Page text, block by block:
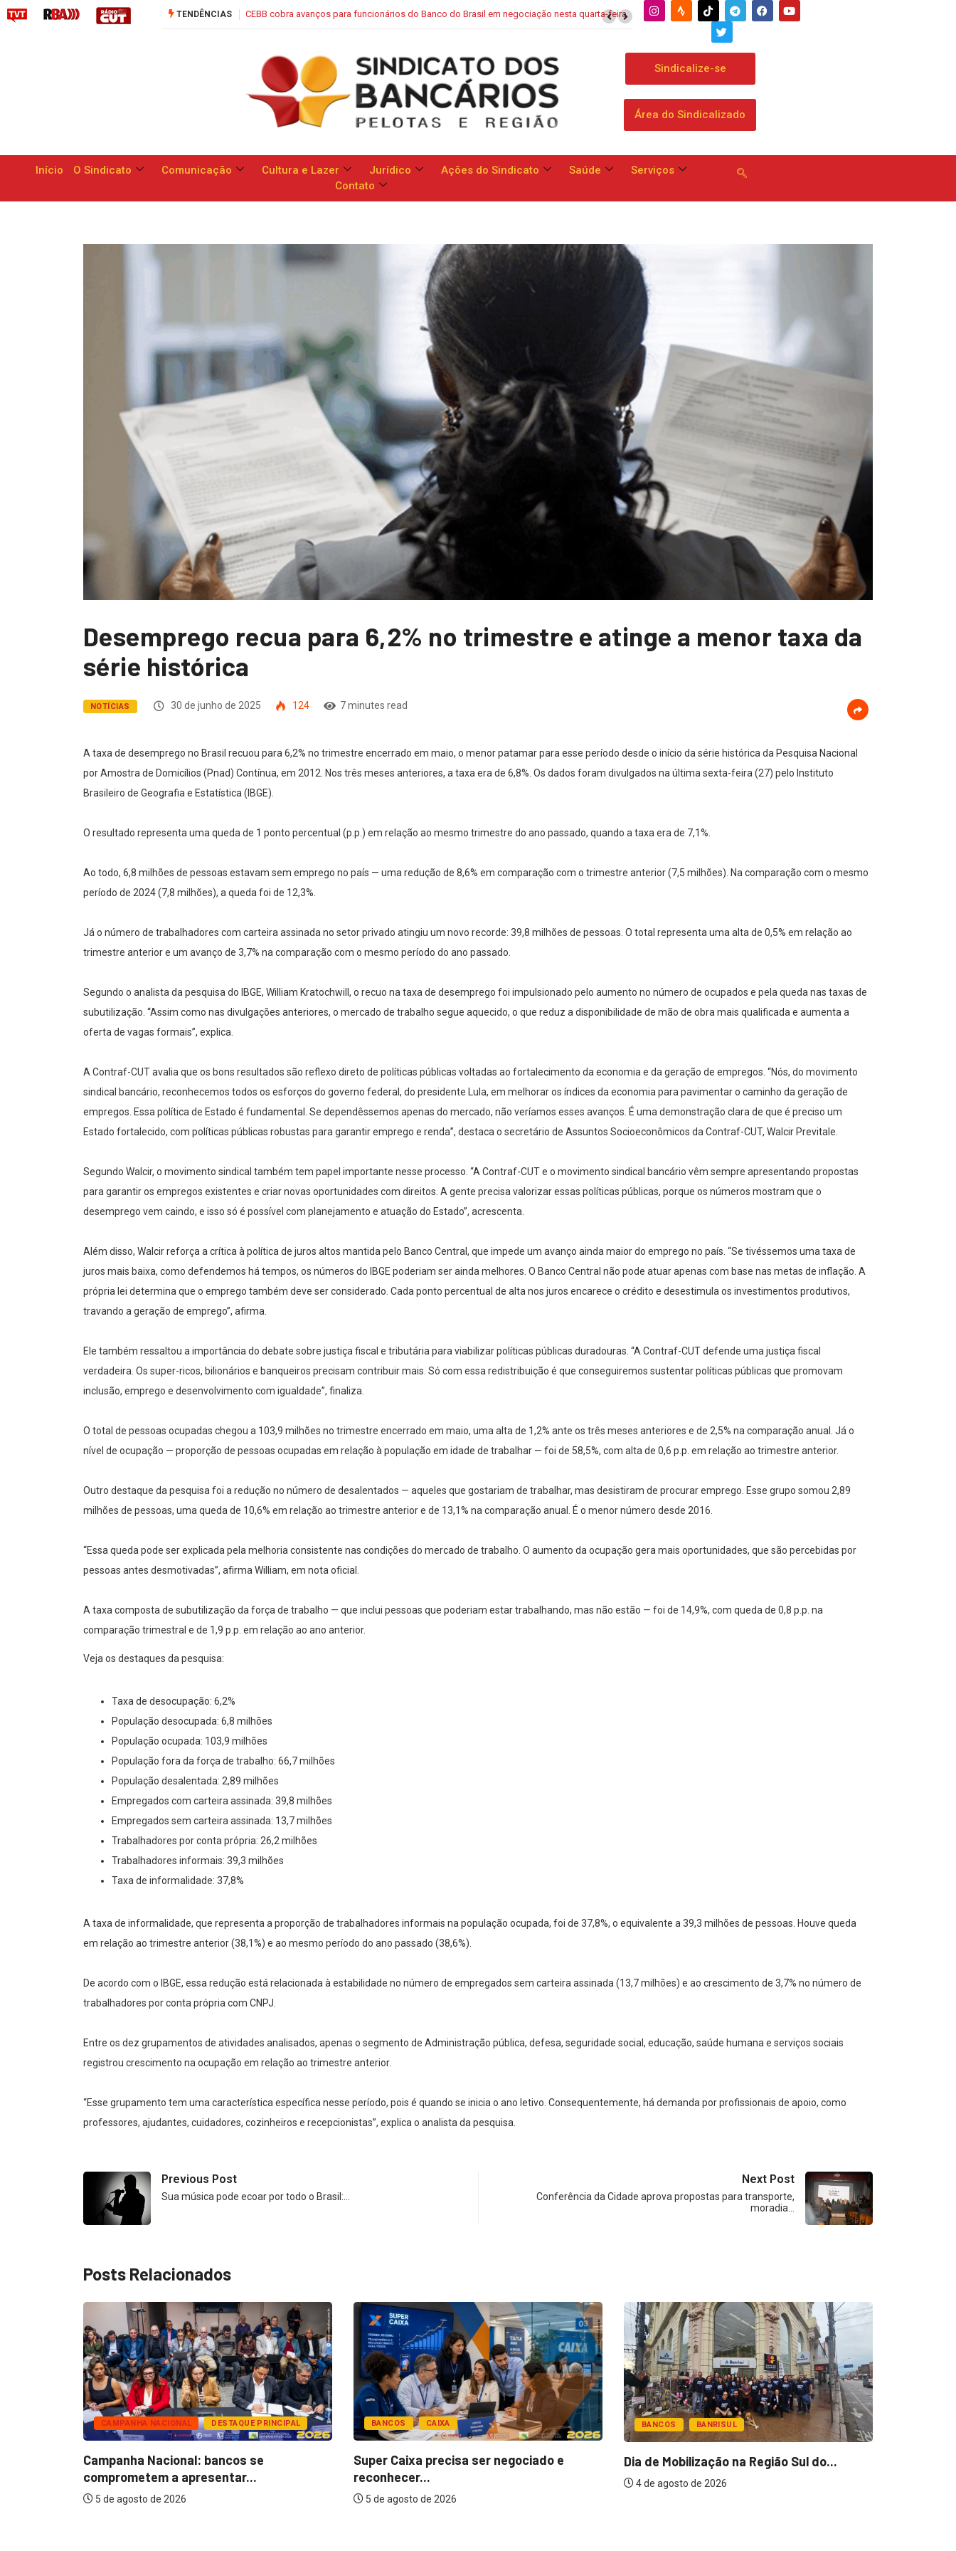
TENDÊNCIAS
Sindicalize-se
Área do Sindicalizado
Início O Sindicato Comunicação Cultura e Lazer Jurídico Ações do Sindicato Saúde
Serviços
Contato
Desemprego recua para 6,2% no trimestre e atinge a menor taxa da
série histórica
NOTÍCIAS 30 de junho de 2025 124 7 minutes read
A taxa de desemprego no Brasil recuou para 6,2% no trimestre encerrado em maio, o menor patamar para esse período desde o início da série histórica da Pesquisa Nacional
por Amostra de Domicílios (Pnad) Contínua, em 2012. Nos três meses anteriores, a taxa era de 6,8%. Os dados foram divulgados na última sexta-feira (27) pelo Instituto
Brasileiro de Geografia e Estatística (IBGE).
O resultado representa uma queda de 1 ponto percentual (p.p.) em relação ao mesmo trimestre do ano passado, quando a taxa era de 7,1%.
Ao todo, 6,8 milhões de pessoas estavam sem emprego no país — uma redução de 8,6% em comparação com o trimestre anterior (7,5 milhões). Na comparação com o mesmo
período de 2024 (7,8 milhões), a queda foi de 12,3%.
Já o número de trabalhadores com carteira assinada no setor privado atingiu um novo recorde: 39,8 milhões de pessoas. O total representa uma alta de 0,5% em relação ao
trimestre anterior e um avanço de 3,7% na comparação com o mesmo período do ano passado.
Segundo o analista da pesquisa do IBGE, William Kratochwill, o recuo na taxa de desemprego foi impulsionado pelo aumento no número de ocupados e pela queda nas taxas de
subutilização. “Assim como nas divulgações anteriores, o mercado de trabalho segue aquecido, o que reduz a disponibilidade de mão de obra mais qualificada e aumenta a
oferta de vagas formais”, explica.
A Contraf-CUT avalia que os bons resultados são reflexo direto de políticas públicas voltadas ao fortalecimento da economia e da geração de empregos. “Nós, do movimento
sindical bancário, reconhecemos todos os esforços do governo federal, do presidente Lula, em melhorar os índices da economia para pavimentar o caminho da geração de
empregos. Essa política de Estado é fundamental. Se dependêssemos apenas do mercado, não veríamos esses avanços. É uma demonstração clara de que é preciso um
Estado fortalecido, com políticas públicas robustas para garantir emprego e renda”, destaca o secretário de Assuntos Socioeconômicos da Contraf-CUT, Walcir Previtale.
Segundo Walcir, o movimento sindical também tem papel importante nesse processo. “A Contraf-CUT e o movimento sindical bancário vêm sempre apresentando propostas
para garantir os empregos existentes e criar novas oportunidades com direitos. A gente precisa valorizar essas políticas públicas, porque os números mostram que o
desemprego vem caindo, e isso só é possível com planejamento e atuação do Estado”, acrescenta.
Além disso, Walcir reforça a crítica à política de juros altos mantida pelo Banco Central, que impede um avanço ainda maior do emprego no país. “Se tivéssemos uma taxa de
juros mais baixa, como defendemos há tempos, os números do IBGE poderiam ser ainda melhores. O Banco Central não pode atuar apenas com base nas metas de inflação. A
própria lei determina que o emprego também deve ser considerado. Cada ponto percentual de alta nos juros encarece o crédito e desestimula os investimentos produtivos,
travando a geração de emprego”, afirma.
Ele também ressaltou a importância do debate sobre justiça fiscal e tributária para viabilizar políticas públicas duradouras. “A Contraf-CUT defende uma justiça fiscal
verdadeira. Os super-ricos, bilionários e banqueiros precisam contribuir mais. Só com essa redistribuição é que conseguiremos sustentar políticas públicas que promovam
inclusão, emprego e desenvolvimento com igualdade”, finaliza.
O total de pessoas ocupadas chegou a 103,9 milhões no trimestre encerrado em maio, uma alta de 1,2% ante os três meses anteriores e de 2,5% na comparação anual. Já o
nível de ocupação — proporção de pessoas ocupadas em relação à população em idade de trabalhar — foi de 58,5%, com alta de 0,6 p.p. em relação ao trimestre anterior.
Outro destaque da pesquisa foi a redução no número de desalentados — aqueles que gostariam de trabalhar, mas desistiram de procurar emprego. Esse grupo somou 2,89
milhões de pessoas, uma queda de 10,6% em relação ao trimestre anterior e de 13,1% na comparação anual. É o menor número desde 2016.
“Essa queda pode ser explicada pela melhoria consistente nas condições do mercado de trabalho. O aumento da ocupação gera mais oportunidades, que são percebidas por
pessoas antes desmotivadas”, afirma William, em nota oficial.
A taxa composta de subutilização da força de trabalho — que inclui pessoas que poderiam estar trabalhando, mas não estão — foi de 14,9%, com queda de 0,8 p.p. na
comparação trimestral e de 1,9 p.p. em relação ao ano anterior.
Veja os destaques da pesquisa:
Taxa de desocupação: 6,2%
População desocupada: 6,8 milhões
População ocupada: 103,9 milhões
População fora da força de trabalho: 66,7 milhões
População desalentada: 2,89 milhões
Empregados com carteira assinada: 39,8 milhões
Empregados sem carteira assinada: 13,7 milhões
Trabalhadores por conta própria: 26,2 milhões
Trabalhadores informais: 39,3 milhões
Taxa de informalidade: 37,8%
A taxa de informalidade, que representa a proporção de trabalhadores informais na população ocupada, foi de 37,8%, o equivalente a 39,3 milhões de pessoas. Houve queda
em relação ao trimestre anterior (38,1%) e ao mesmo período do ano passado (38,6%).
De acordo com o IBGE, essa redução está relacionada à estabilidade no número de empregados sem carteira assinada (13,7 milhões) e ao crescimento de 3,7% no número de
trabalhadores por conta própria com CNPJ.
Entre os dez grupamentos de atividades analisados, apenas o segmento de Administração pública, defesa, seguridade social, educação, saúde humana e serviços sociais
registrou crescimento na ocupação em relação ao trimestre anterior.
“Esse grupamento tem uma característica específica nesse período, pois é quando se inicia o ano letivo. Consequentemente, há demanda por profissionais de apoio, como
professores, ajudantes, cuidadores, cozinheiros e recepcionistas”, explica o analista da pesquisa.
Previous Post
Sua música pode ecoar por todo o Brasil:…
Next Post
Conferência da Cidade aprova propostas para transporte,
moradia…
Posts Relacionados
CAMPANHA NACIONAL DESTAQUE PRINCIPAL
Campanha Nacional: bancos se
comprometem a apresentar...
5 de agosto de 2026
BANCOS CAIXA
Super Caixa precisa ser negociado e
reconhecer...
5 de agosto de 2026
BANCOS BANRISUL
Dia de Mobilização na Região Sul do...
4 de agosto de 2026